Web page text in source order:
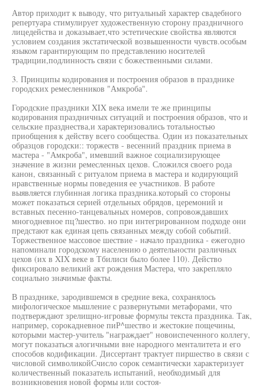
Автор приходит к выводу, что ритуальный характер свадебного
репертуара стимулирует художественную сторону праздничного
лицедейства и доказывает,что эстетические свойства являются
условием создания экстатической возвышенности чувств.особым
языком гарантирующим по представлению носителей
традиции,подлинность связи с божественными силами.
3. Принципы кодирования и построения образов в празднике
городских ремесленников "Амкроба".
Городские праздники XIX века имели те же принципы
кодирования праздничных ситуаций и построения образов, что и
сельские празднества,и характеризовались тотальностью
приобщения к действу всего сообщества. Один из показательных
образцов городски:: торжеств - весенний праздник приема в
мастера - "Амкроба", имевший важное социализирующее
значение в жизни ремесленных цехов. Сложился своего рода
канон, связанный с ритуалом приема в мастера и кодирующий
нравственные нормы поведения ее участников. В работе
выявляется глубинная логика праздника.который со стороны
может показаться серией отдельных обрядов, церемоний и
вставных песенно-танцевальных номеров, сопровождавших
многодневное пц?шество. но при интегрированном подходе они
предстают как единая цепь связанных между собой событий.
Торжественное массовое шествие - начало праздника - ежегодно
напоминали городскому населению о деятельности различных
цехов (их в XIX веке в Тбилиси было более 110). Действо
фиксировало великий акт рождения Мастера, что закрепляло
социально значимые факты.
В празднике, зародившемся в средние века, сохранялось
мифологическое мышление с развернутыми метафорами, что
подтверждают зрелищно-игровые формулы текста праздника. Так,
например, сорокадневное пиР^шество и жестокие пощечины,
которыми мастер-учитель "награждает" новоиспеченного коллегу,
могут показаться алогичными вне народного менталитета и его
способов кодификации. Диссертант трактует пиршество в связи с
числовой символикойСчисло сорок семантически характеризует
количественный показатель испытаний, необходимый для
возникновения новой формы или состоя-